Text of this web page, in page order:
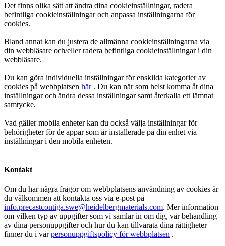
Det finns olika sätt att ändra dina cookieinställningar, radera
befintliga cookieinställningar och anpassa inställningarna för
cookies.
Bland annat kan du justera de allmänna cookieinställningarna via
din webbläsare och/eller radera befintliga cookieinställningar i din
webbläsare.
Du kan göra individuella inställningar för enskilda kategorier av
cookies på webbplatsen här . Du kan när som helst komma åt dina
inställningar och ändra dessa inställningar samt återkalla ett lämnat
samtycke.
Vad gäller mobila enheter kan du också välja inställningar för
behörigheter för de appar som är installerade på din enhet via
inställningar i den mobila enheten.
Kontakt
Om du har några frågor om webbplatsens användning av cookies är
du välkommen att kontakta oss via e-post på
info.precastcontiga.swe@heidelbergmaterials.com. Mer information
om vilken typ av uppgifter som vi samlar in om dig, vår behandling
av dina personuppgifter och hur du kan tillvarata dina rättigheter
finner du i vårpersonuppgiftspolicy för webbplatsen .